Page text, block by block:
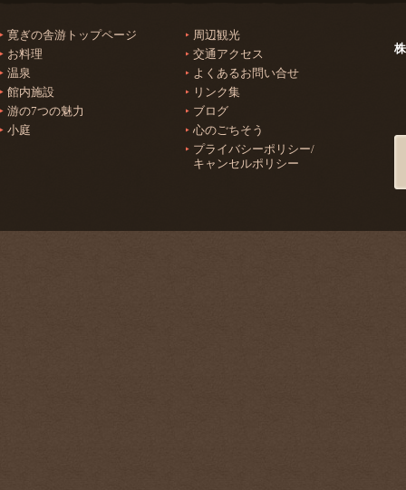
寛ぎの舎游トップページ
お料理
温泉
館内施設
游の7つの魅力
小庭
周辺観光
交通アクセス
よくあるお問い合せ
リンク集
ブログ
心のごちそう
プライバシーポリシー/
キャンセルポリシー